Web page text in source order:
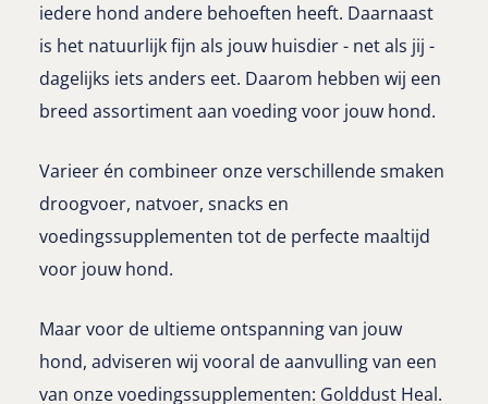
iedere hond andere behoeften heeft. Daarnaast
is het natuurlijk fijn als jouw huisdier - net als jij -
dagelijks iets anders eet. Daarom hebben wij een
breed assortiment aan voeding voor jouw hond.
Varieer én combineer onze verschillende smaken
droogvoer, natvoer, snacks en
voedingssupplementen tot de perfecte maaltijd
voor jouw hond.
Maar voor de ultieme ontspanning van jouw
hond, adviseren wij vooral de aanvulling van een
van onze voedingssupplementen: Golddust Heal.